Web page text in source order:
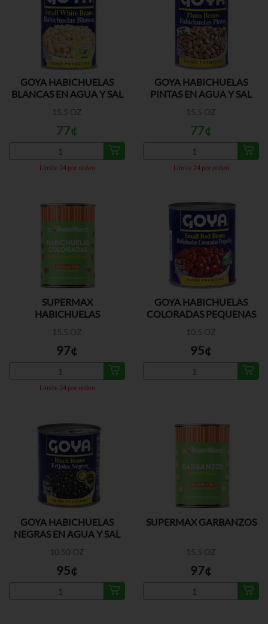
GOYA HABICHUELAS
BLANCAS EN AGUA Y SAL
15.5 OZ
Límite 24 por orden
77¢
GOYA HABICHUELAS
PINTAS EN AGUA Y SAL
15.5 OZ
Límite 24 por orden
77¢
SUPERMAX
HABICHUELAS
15.5 OZ
Límite 24 por orden
97¢
GOYA HABICHUELAS
COLORADAS PEQUENAS
10.5 OZ
95¢
GOYA HABICHUELAS
NEGRAS EN AGUA Y SAL
10.50 OZ
95¢
SUPERMAX GARBANZOS
15.5 OZ
97¢